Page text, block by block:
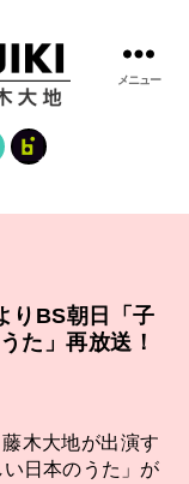
fanclub
メニュー
りBS朝日「子
た」再放送！
木大地が出演す
日本のうた」が